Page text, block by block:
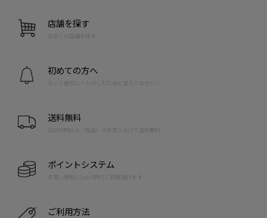
店舗を探す
お近くの店舗を探す
初めての方へ
もっと便利に！たのしむために覚えておきたい
送料無料
10,000円以上（税込）のお買い上げで送料無料
ポイントシステム
お買い物毎に1pt=1円でご利用頂けます
ご利用方法